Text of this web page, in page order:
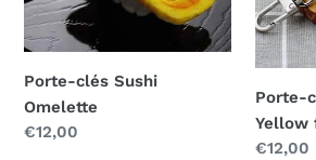
Porte-clés Sushi
Omelette
Prix
€12,00
fish
Porte-
Yellow
Prix
€12,00